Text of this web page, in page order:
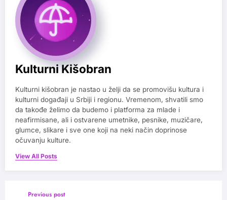
Kulturni Kišobran
Kulturni kišobran je nastao u želji da se promovišu kultura i
kulturni događaji u Srbiji i regionu. Vremenom, shvatili smo
da takođe želimo da budemo i platforma za mlade i
neafirmisane, ali i ostvarene umetnike, pesnike, muzičare,
glumce, slikare i sve one koji na neki način doprinose
očuvanju kulture.
View All Posts
Previous post